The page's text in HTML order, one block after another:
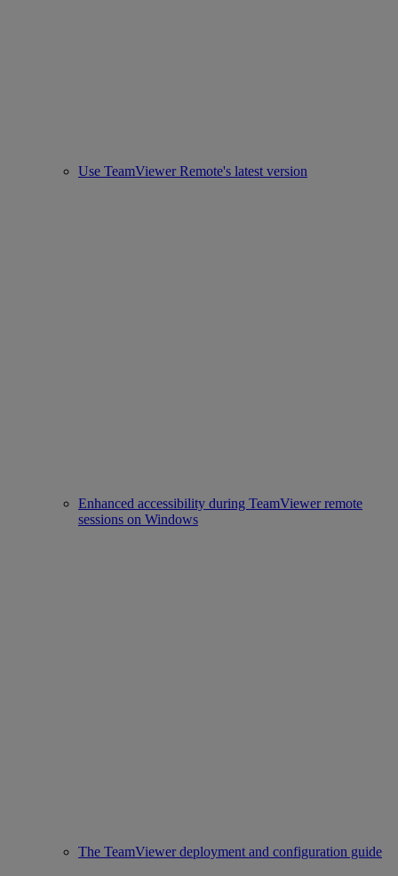
Use TeamViewer Remote's latest version
Enhanced accessibility during TeamViewer remote
sessions on Windows
The TeamViewer deployment and configuration guide